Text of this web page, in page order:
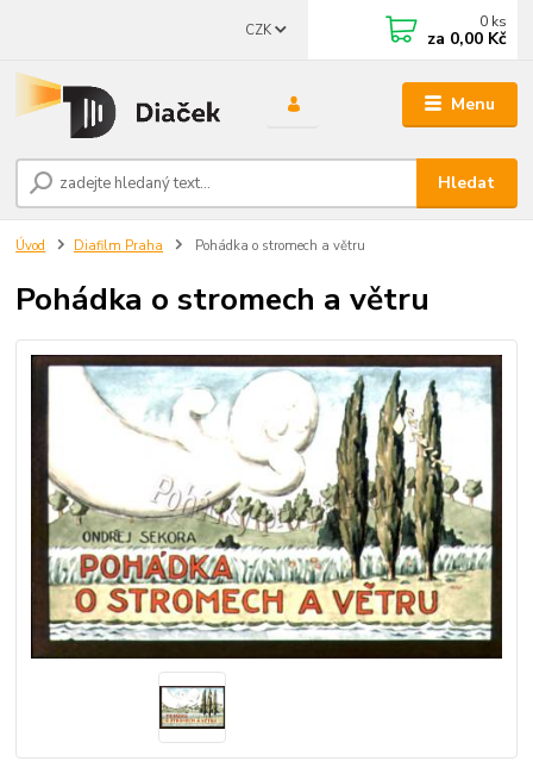
Menu
CZK
Hledat
0 ks
za 0,00 Kč
Úvod Diafilm Praha Pohádka o stromech a větru
Pohádka o stromech a větru